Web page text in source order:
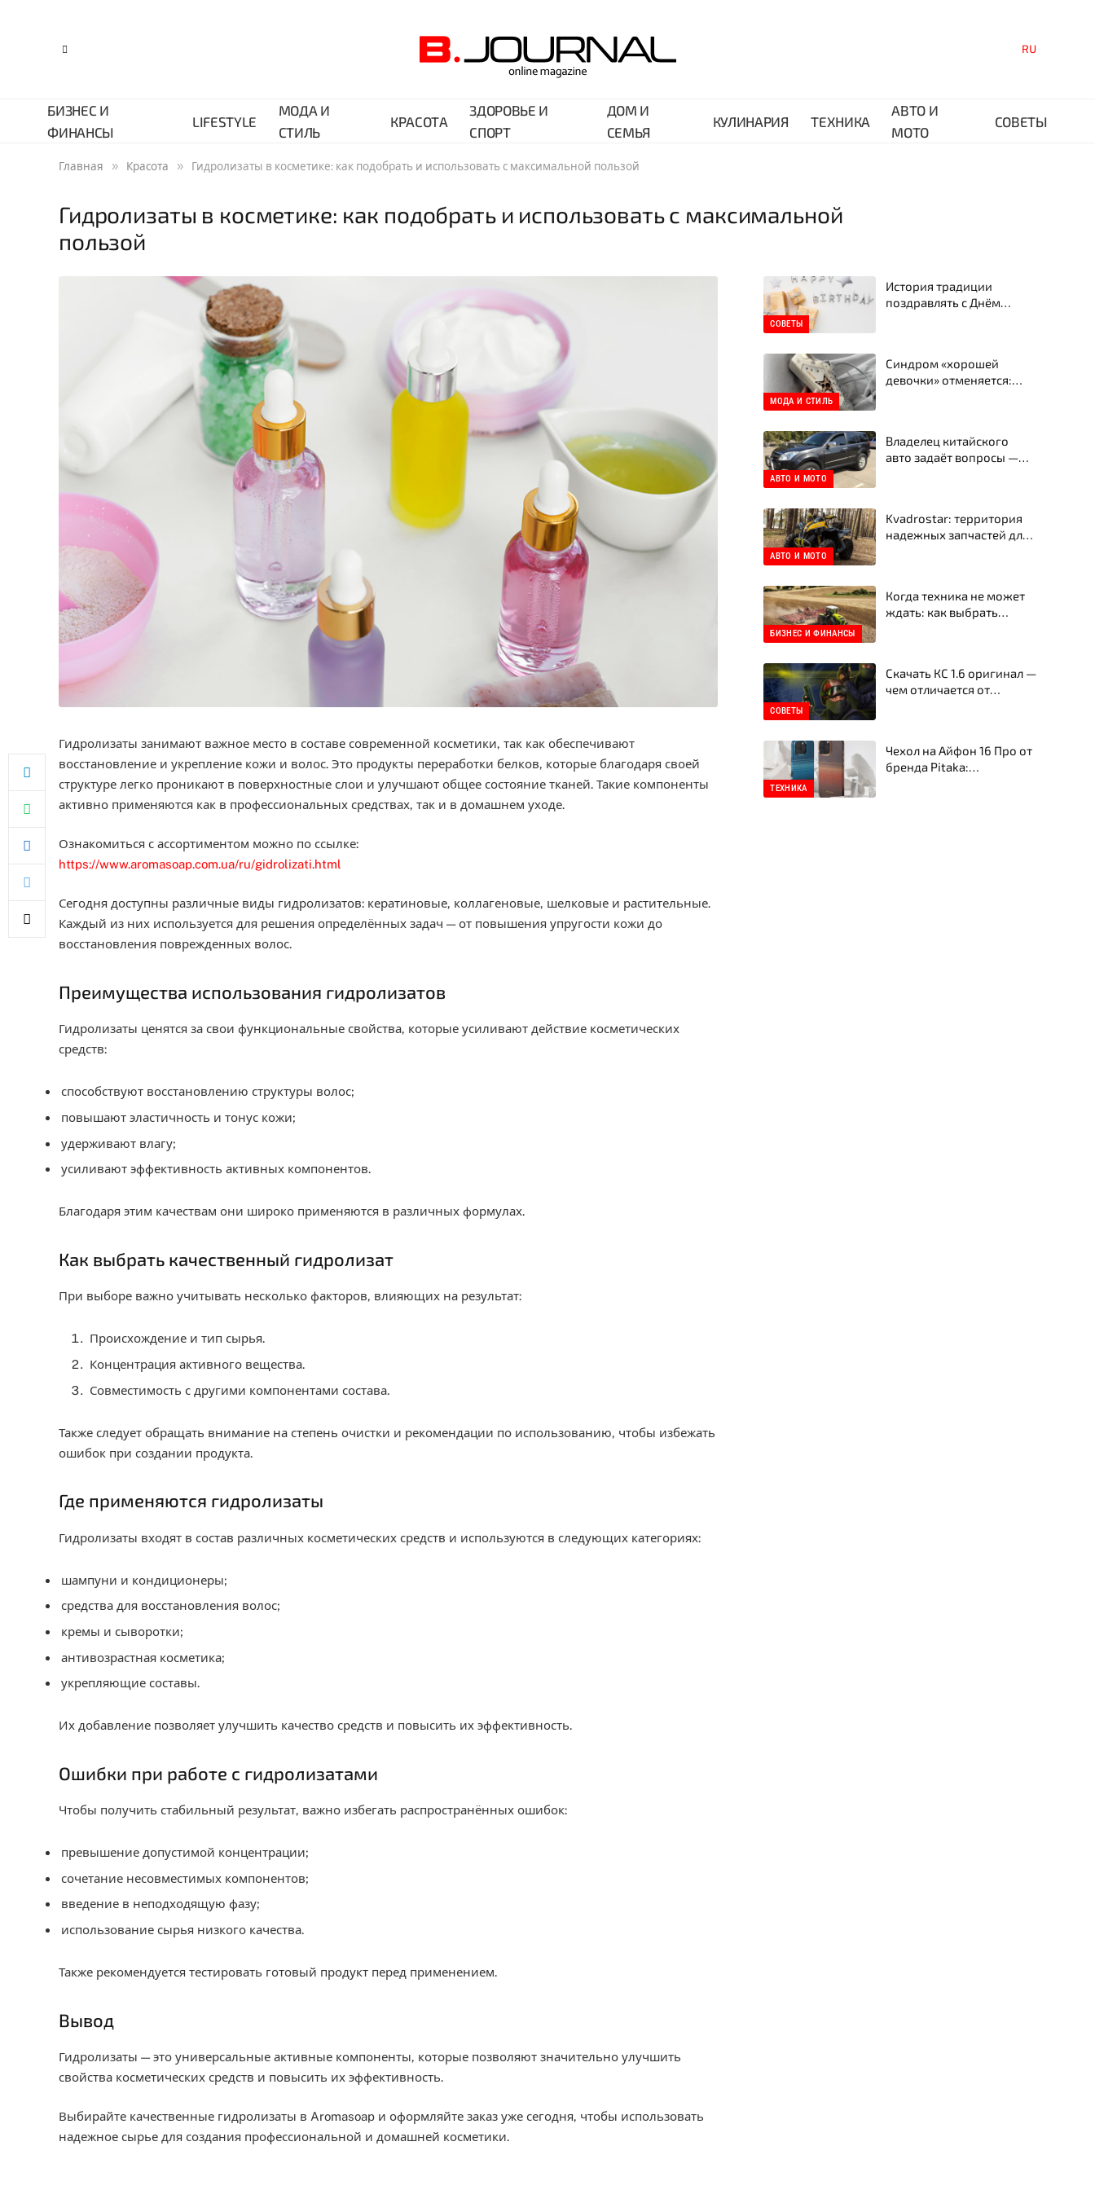
RU
БИЗНЕС И
ФИНАНСЫ
LIFESTYLE
МОДА И
СТИЛЬ
КРАСОТА
ЗДОРОВЬЕ И
СПОРТ
ДОМ И
СЕМЬЯ
КУЛИНАРИЯ ТЕХНИКА
АВТО И
МОТО
СОВЕТЫ
Главная » Красота » Гидролизаты в косметике: как подобрать и использовать с максимальной пользой
Гидролизаты в косметике: как подобрать и использовать с максимальной
пользой
Гидролизаты занимают важное место в составе современной косметики, так как обеспечивают
восстановление и укрепление кожи и волос. Это продукты переработки белков, которые благодаря своей
структуре легко проникают в поверхностные слои и улучшают общее состояние тканей. Такие компоненты
активно применяются как в профессиональных средствах, так и в домашнем уходе.
Ознакомиться с ассортиментом можно по ссылке:
https://www.aromasoap.com.ua/ru/gidrolizati.html
Сегодня доступны различные виды гидролизатов: кератиновые, коллагеновые, шелковые и растительные.
Каждый из них используется для решения определённых задач — от повышения упругости кожи до
восстановления поврежденных волос.
Преимущества использования гидролизатов
Гидролизаты ценятся за свои функциональные свойства, которые усиливают действие косметических
средств:
способствуют восстановлению структуры волос;
повышают эластичность и тонус кожи;
удерживают влагу;
усиливают эффективность активных компонентов.
Благодаря этим качествам они широко применяются в различных формулах.
Как выбрать качественный гидролизат
При выборе важно учитывать несколько факторов, влияющих на результат:
Происхождение и тип сырья.
Концентрация активного вещества.
Совместимость с другими компонентами состава.
Также следует обращать внимание на степень очистки и рекомендации по использованию, чтобы избежать
ошибок при создании продукта.
Где применяются гидролизаты
Гидролизаты входят в состав различных косметических средств и используются в следующих категориях:
шампуни и кондиционеры;
средства для восстановления волос;
кремы и сыворотки;
антивозрастная косметика;
укрепляющие составы.
Их добавление позволяет улучшить качество средств и повысить их эффективность.
Ошибки при работе с гидролизатами
Чтобы получить стабильный результат, важно избегать распространённых ошибок:
превышение допустимой концентрации;
сочетание несовместимых компонентов;
введение в неподходящую фазу;
использование сырья низкого качества.
Также рекомендуется тестировать готовый продукт перед применением.
Вывод
Гидролизаты — это универсальные активные компоненты, которые позволяют значительно улучшить
свойства косметических средств и повысить их эффективность.
Выбирайте качественные гидролизаты в Aromasoap и оформляйте заказ уже сегодня, чтобы использовать
надежное сырье для создания профессиональной и домашней косметики.
СОВЕТЫ
История традиции
поздравлять с Днём
МОДА И СТИЛЬ
Синдром «хорошей
девочки» отменяется:
АВТО И МОТО
Владелец китайского
авто задаёт вопросы —
АВТО И МОТО
Kvadrostar: территория
надежных запчастей для
БИЗНЕС И ФИНАНСЫ
Когда техника не может
ждать: как выбрать
СОВЕТЫ
Скачать КС 1.6 оригинал —
чем отличается от
ТЕХНИКА
Чехол на Айфон 16 Про от
бренда Pitaka: